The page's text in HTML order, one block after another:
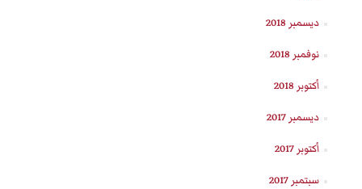
ديسمبر 2018
نوفمبر 2018
أكتوبر 2018
ديسمبر 2017
أكتوبر 2017
سبتمبر 2017